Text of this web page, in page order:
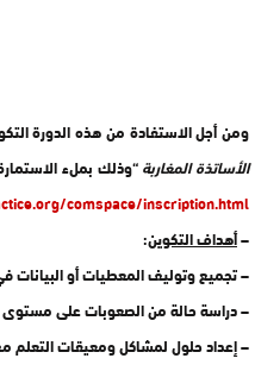
ومن أجل الاستفادة من هذه الدورة
الأساتذة المغاربة“وذلك بملء
comspace/inscription.html
–أهداف التكوين:
– تجميع وتوليف المعطيات أو
– دراسة حالة من الصعوبات على مستوى
– إعداد حلول لمشاكل ومعيقات التعلم